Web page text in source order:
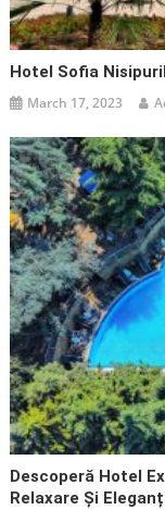
Hotel Sofia
March 17, 2023
Descoperă Hotel
Relaxare Și